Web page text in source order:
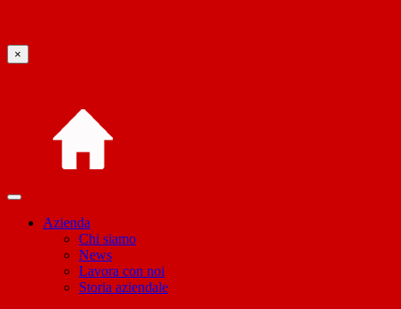
×
Azienda
Chi siamo
News
Lavora con noi
Storia aziendale